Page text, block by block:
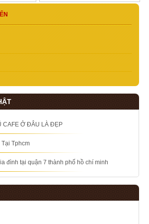
CAFE Ở ĐÂU LÀ ĐẸP
Tphcm
đình tại quận 7 thành phố hồ chí minh